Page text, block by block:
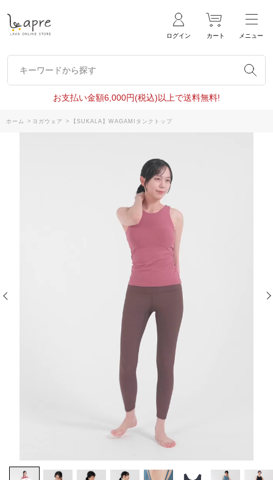
ログイン カート メニュー
キーワードから探す
キーワードから探す
お支払い金額6,000円(税込)以上で送料無料!
ホーム > ヨガウェア > 【SUKALA】WAGAMIタンクトップ